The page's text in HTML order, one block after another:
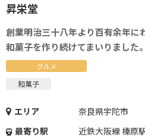
昇栄堂
創業明治三十八年より百有余年に
和菓子を作り続けてまいりました。
グルメ
和菓子
エリア
奈良県宇陀市
最寄り駅
近鉄大阪線 榛原